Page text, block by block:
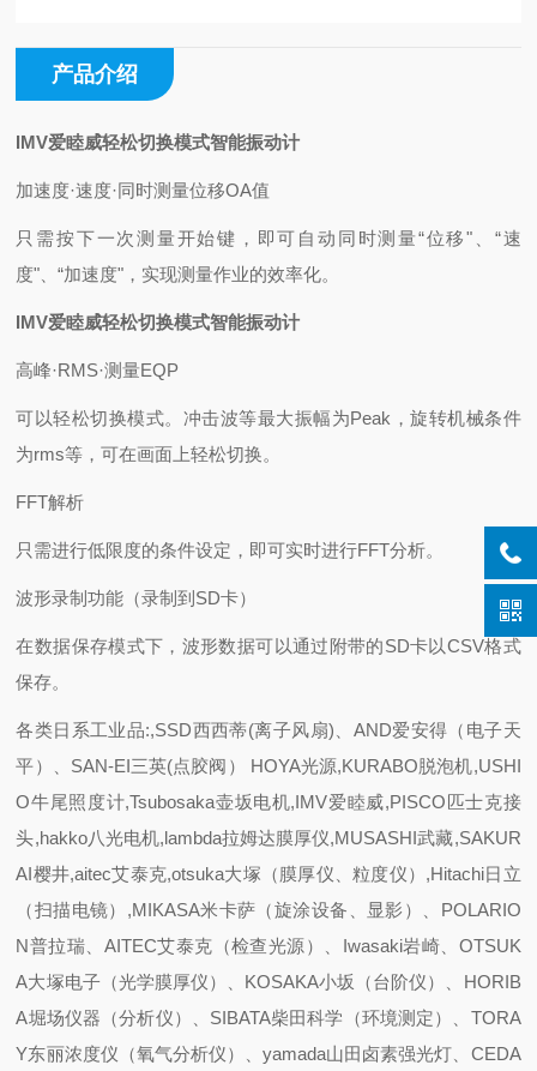
产品介绍
IMV爱睦威轻松切换模式智能振动计
加速度·速度·同时测量位移OA值
只需按下一次测量开始键，即可自动同时测量“位移"、“速
度"、“加速度"，实现测量作业的效率化。
IMV爱睦威轻松切换模式智能振动计
高峰·RMS·测量EQP
可以轻松切换模式。冲击波等最大振幅为Peak，旋转机械条件
为rms等，可在画面上轻松切换。
FFT解析
只需进行低限度的条件设定，即可实时进行FFT分析。
波形录制功能（录制到SD卡）
在数据保存模式下，波形数据可以通过附带的SD卡以CSV格式
保存。
各类日系工业品:,SSD西西蒂(离子风扇)、AND爱安得（电子天
平）、SAN-EI三英(点胶阀） HOYA光源,KURABO脱泡机,USHI
O牛尾照度计,Tsubosaka壶坂电机,IMV爱睦威,PISCO匹士克接
头,hakko八光电机,lambda拉姆达膜厚仪,MUSASHI武藏,SAKUR
AI樱井,aitec艾泰克,otsuka大塚（膜厚仪、粒度仪）,Hitachi日立
（扫描电镜）,MIKASA米卡萨（旋涂设备、显影）、POLARIO
N普拉瑞、AITEC艾泰克（检查光源）、Iwasaki岩崎、OTSUK
A大塚电子（光学膜厚仪）、KOSAKA小坂（台阶仪）、HORIB
A堀场仪器（分析仪）、SIBATA柴田科学（环境测定）、TORA
Y东丽浓度仪（氧气分析仪）、yamada山田卤素强光灯、CEDA